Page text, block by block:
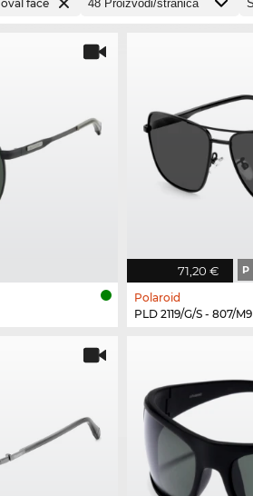
oval face
71,20 € P
Polaroid
PLD 2119/G/S - 807/M9